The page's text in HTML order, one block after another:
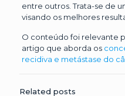
entre outros. Trata-se de
visando os melhores
O conteúdo foi relevante
artigo que aborda os
recidiva e metástase do
Related posts